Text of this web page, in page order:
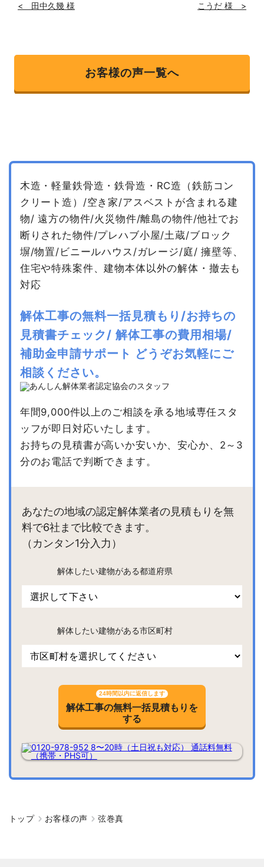
< 田中久幾 様 こうだ 様 >
お客様の声一覧へ
木造・軽量鉄骨造・鉄骨造・RC造（鉄筋コン
クリート造）/空き家/アスベストが含まれる建
物/ 遠方の物件/火災物件/離島の物件/他社でお
断りされた物件/プレハブ小屋/土蔵/ブロック
塀/物置/ビニールハウス/ガレージ/庭/ 擁壁等、
住宅や特殊案件、建物本体以外の解体・撤去も
対応
解体工事の無料一括見積もり/お持ちの
見積書チェック/ 解体工事の費用相場/
補助金申請サポート どうぞお気軽にご
相談ください。
年間9,000件以上のご相談を承る地域専任スタ
ッフが即日対応いたします。
お持ちの見積書が高いか安いか、安心か、2～3
分のお電話で判断できます。
あなたの地域の認定解体業者の見積もりを無
料で6社まで比較できます。
（カンタン1分入力）
解体したい建物がある都道府県
解体したい建物がある市区町村
24時間以内に返信します
解体工事の無料一括見積もりを
する
トップ お客様の声 弦巻真